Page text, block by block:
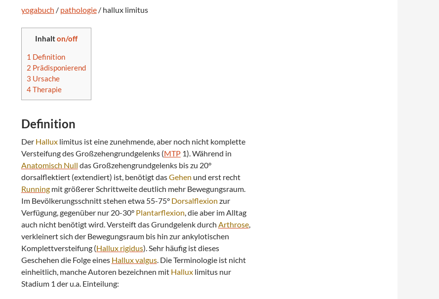
yogabuch / pathologie/ hallux limitus
Inhalton/off
1 Definition
2 Prädisponierend
3 Ursache
4Therapie
Definition
Der Halluxlimitus ist eine zunehmende, aber noch nicht komplette
Versteifung des Großzehengrundgelenks (MTP1). Während in
Anatomisch Null das Großzehengrundgelenks bis zu 20°
dorsalflektiert (extendiert) ist, benötigt dasGehen und erst recht
Runningmit größerer Schrittweite deutlich mehr Bewegungsraum.
Im Bevölkerungsschnitt stehen etwa 55-75° Dorsalflexion zur
Verfügung, gegenüber nur 20-30° Plantarflexion, die aber im Alltag
auch nicht benötigt wird. Versteift das Grundgelenk durch Arthrose,
verkleinert sich der Bewegungsraum bis hin zur ankylotischen
Komplettversteifung (Halluxrigidus). Sehr häufig ist dieses
Geschehen die Folge eines Halluxvalgus. Die Terminologie ist nicht
einheitlich, manche Autoren bezeichnen mit Halluxlimitus nur
Stadium 1 der u.a. Einteilung: